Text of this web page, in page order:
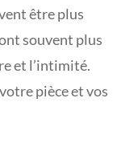
être plus
souvent plus
et l’intimité.
pièce et vos